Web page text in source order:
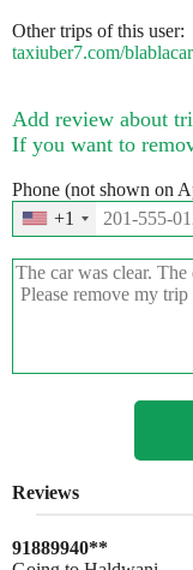
Other trips of this user:
taxiuber7.com/
Add review about
If you want to
Phone (not shown on
+1
Reviews
91889940**